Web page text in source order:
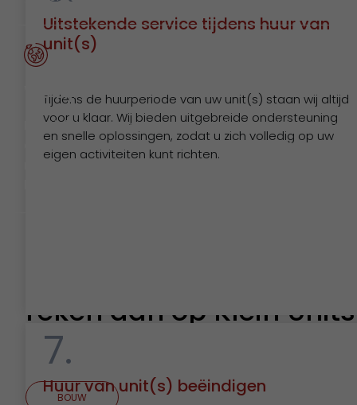
Uitstekende service tijdens huur van
unit(s)
Tijdens de huurperiode van uw unit(s) staan wij altijd
voor u klaar. Wij bieden uitgebreide ondersteuning
en snelle oplossingen, zodat u zich volledig op uw
eigen activiteiten kunt richten.
7.
Huur van unit(s) beëindigen
Welzijn
Een tijdelijke omgeving die niet alleen praktisch is,
ook prettig voelt. Wij creëren ruimtes waar
rust en inclusiviteit centraal staan. Een plek die
reken dan op Klein Units
Bekijk projecten
BOUW